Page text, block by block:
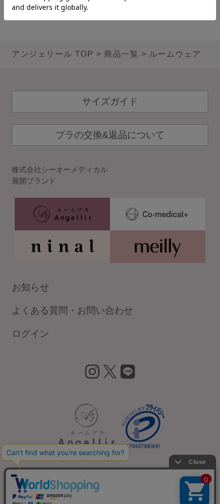
ランキング
定期便
COOL ITEM
SERVICE
ブラ交換&返品について
サロン卸し問い合わせフォーム
よくある質問・お問い合わせ
ショッピングガイド
着用方法
アンジェリール TOP 商品一覧 ルームウェア
サイズガイド
ブラの交換&返品について
株式会社シーオーメディカル
展開ブランド
お知らせ
よくある質問・お問い合わせ
ログイン
m
会社概要 利用規約
プライバシーポリシー
特定商取引法に基づく表記
カスタマーハラスメント基本方針